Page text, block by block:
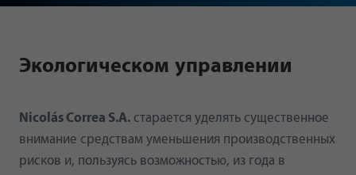
Экологическом управлении
Nicolás Correa S.A. старается уделять существенное
внимание средствам уменьшения производственных
рисков и, пользуясь возможностью, из года в